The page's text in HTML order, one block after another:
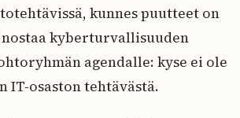
kunnes puutteet on
kyberturvallisuuden
agendalle: kyse ei ole
IT-osaston tehtävästä.